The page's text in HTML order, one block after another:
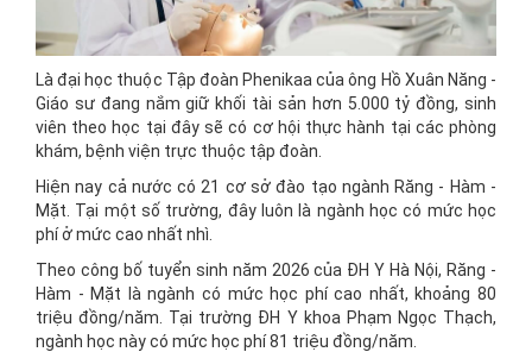
Là đại học thuộc Tập đoàn Phenikaa của ông Hồ Xuân Năng -
Giáo sư đang nắm giữ khối tài sản hơn 5.000 tỷ đồng, sinh
viên theo học tại đây sẽ có cơ hội thực hành tại các phòng
khám, bệnh viện trực thuộc tập đoàn.
Hiện nay cả nước có 21 cơ sở đào tạo ngành Răng - Hàm -
Mặt. Tại một số trường, đây luôn là ngành học có mức học
phí ở mức cao nhất nhì.
Theo công bố tuyển sinh năm 2026 của ĐH Y Hà Nội, Răng -
Hàm - Mặt là ngành có mức học phí cao nhất, khoảng 80
triệu đồng/năm. Tại trường ĐH Y khoa Phạm Ngọc Thạch,
ngành học này có mức học phí 81 triệu đồng/năm.